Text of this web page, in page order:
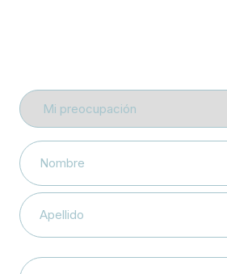
Mi
preocupación
Name
Nombre
Correo